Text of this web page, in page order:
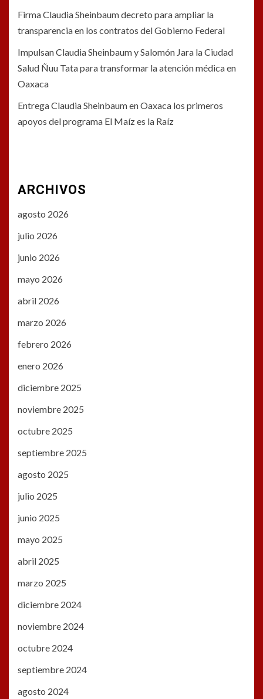
Firma Claudia Sheinbaum decreto para ampliar la
transparencia en los contratos del Gobierno Federal
Impulsan Claudia Sheinbaum y Salomón Jara la Ciudad
Salud Ñuu Tata para transformar la atención médica en
Oaxaca
Entrega Claudia Sheinbaum en Oaxaca los primeros
apoyos del programa El Maíz es la Raíz
ARCHIVOS
agosto 2026
julio 2026
junio 2026
mayo 2026
abril 2026
marzo 2026
febrero 2026
enero 2026
diciembre 2025
noviembre 2025
octubre 2025
septiembre 2025
agosto 2025
julio 2025
junio 2025
mayo 2025
abril 2025
marzo 2025
diciembre 2024
noviembre 2024
octubre 2024
septiembre 2024
agosto 2024